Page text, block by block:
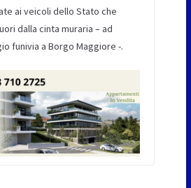
ai veicoli dello Stato che
dalla cinta muraria – ad
funivia a Borgo Maggiore -.